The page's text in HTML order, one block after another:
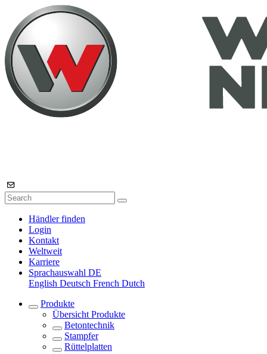
Händler finden
Login
Kontakt
Weltweit
Karriere
Sprachauswahl DE
English Deutsch French Dutch
Produkte
Übersicht Produkte
Betontechnik
Stampfer
Rüttelplatten